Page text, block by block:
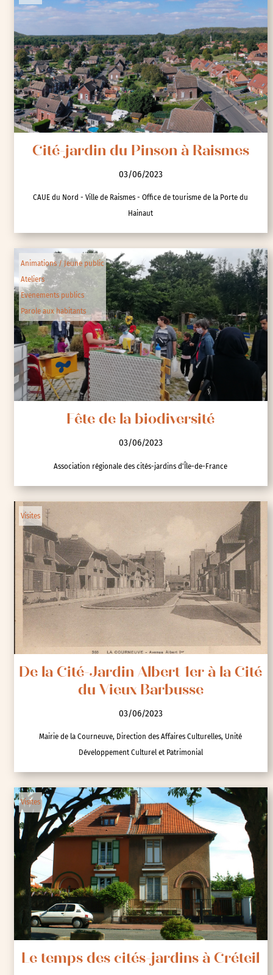
Cité-jardin du Pinson à Raismes
03/06/2023
CAUE du Nord - Ville de Raismes - Office de tourisme de la Porte du
Hainaut
Animations / Jeune public
Ateliers
Evenements publics
Parole aux habitants
Fête de la biodiversité
03/06/2023
Association régionale des cités-jardins d'Île-de-France
Visites
De la Cité-Jardin Albert 1er à la Cité
du Vieux Barbusse
03/06/2023
Mairie de la Courneuve, Direction des Affaires Culturelles, Unité
Développement Culturel et Patrimonial
Visites
Le temps des cités-jardins à Créteil